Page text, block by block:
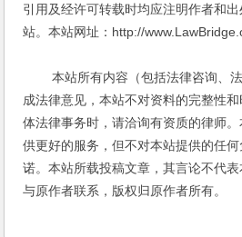
引用及经许可转载时均应注明作者和
站。本站网址：http://
本站所有内容（包括法律咨询、法
成法律意见，本站不对资料的完整性
体法律事务时，请洽询有资质的律师
供更好的服务，但不对本站提供的任
诺。本站所载投稿文章，其言论不代
与原作者联系，版权归原作者所有。